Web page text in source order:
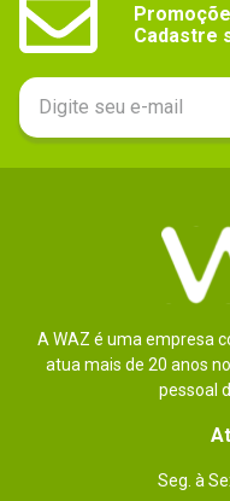
Gênero /
Marca
EA
Idade do
Cadastre
A WAZ é uma empresa
atua mais de 20 anos
pessoal
Seg. à